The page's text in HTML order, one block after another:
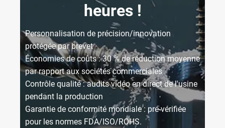
heures !
Personnalisation de précision/innovation
protégée par brevet
Économies de coûts : 30 % de réduction moyenne
par rapport aux sociétés commerciales
Contrôle qualité : audits vidéo en direct de l'usine
pendant la production
Garantie de conformité mondiale : pré-vérifiée
pour les normes FDA/ISO/ROHS.